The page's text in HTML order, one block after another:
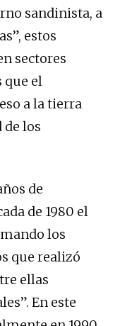
sandinista, a
estos
sectores
que el
a la tierra
de los
de
de 1980 el
los
que realizó
ellas
En este